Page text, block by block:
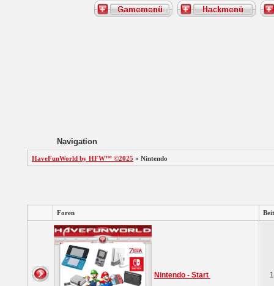
Navigation
HaveFunWorld by HFW™ ©2025 » Nintendo
Foren
Nintendo - Start